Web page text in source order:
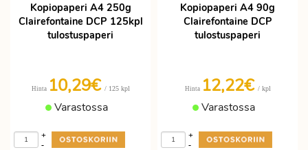
Kopiopaperi A4 250g
Clairefontaine DCP 125kpl
tulostuspaperi
Hinta 10,29€ / 125 kpl
Varastossa
-
+
Kopiopaperi A4 90g
Clairefontaine DCP
tulostuspaperi
Hinta 12,22€ / kpl
Varastossa
-
+